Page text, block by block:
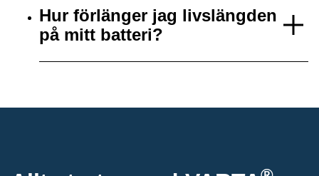
Hur förlänger jag livslängden
på mitt batteri?